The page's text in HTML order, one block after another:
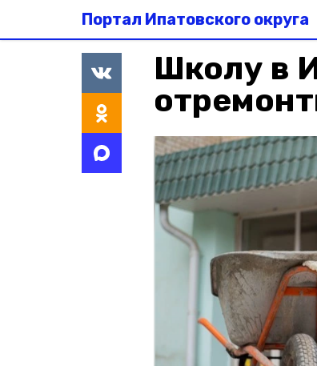
Портал Ипатовского округа
Школу в